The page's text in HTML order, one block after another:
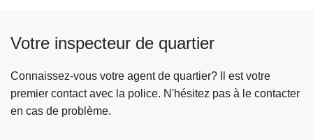
Votre inspecteur de quartier
Connaissez-vous votre agent de quartier? Il est votre
premier contact avec la police. N'hésitez pas à le contacter
en cas de problème.